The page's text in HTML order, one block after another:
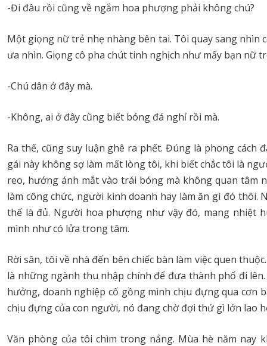
-Đi đâu rồi cũng về ngắm hoa phượng phải không chú?
Một giọng nữ trẻ nhẹ nhàng bên tai. Tôi quay sang nhìn
ưa nhìn. Giọng cô pha chút tinh nghịch như mấy bạn nữ
-Chú dân ở đây mà.
-Không, ai ở đây cũng biết bóng đá nghỉ rồi mà.
Ra thế, cũng suy luận ghê ra phết. Đúng là phong cách
gái này không sợ làm mất lòng tôi, khi biết chắc tôi là
reo, hướng ánh mắt vào trái bóng mà không quan tâm
làm công chức, người kinh doanh hay làm ăn gì đó
thế là đủ. Người hoa phượng như vậy đó, mang nhiệt
mình như có lửa trong tâm.
Rời sân, tôi về nhà đến bên chiếc bàn làm việc quen
là những ngành thu nhập chính để đưa thành phố đi
hưởng, doanh nghiệp cố gồng mình chịu đựng qua cơn
chịu đựng của con người, nó đang chờ đợi thứ gì lớn lao
Văn phòng của tôi chìm trong nắng. Mùa hè năm